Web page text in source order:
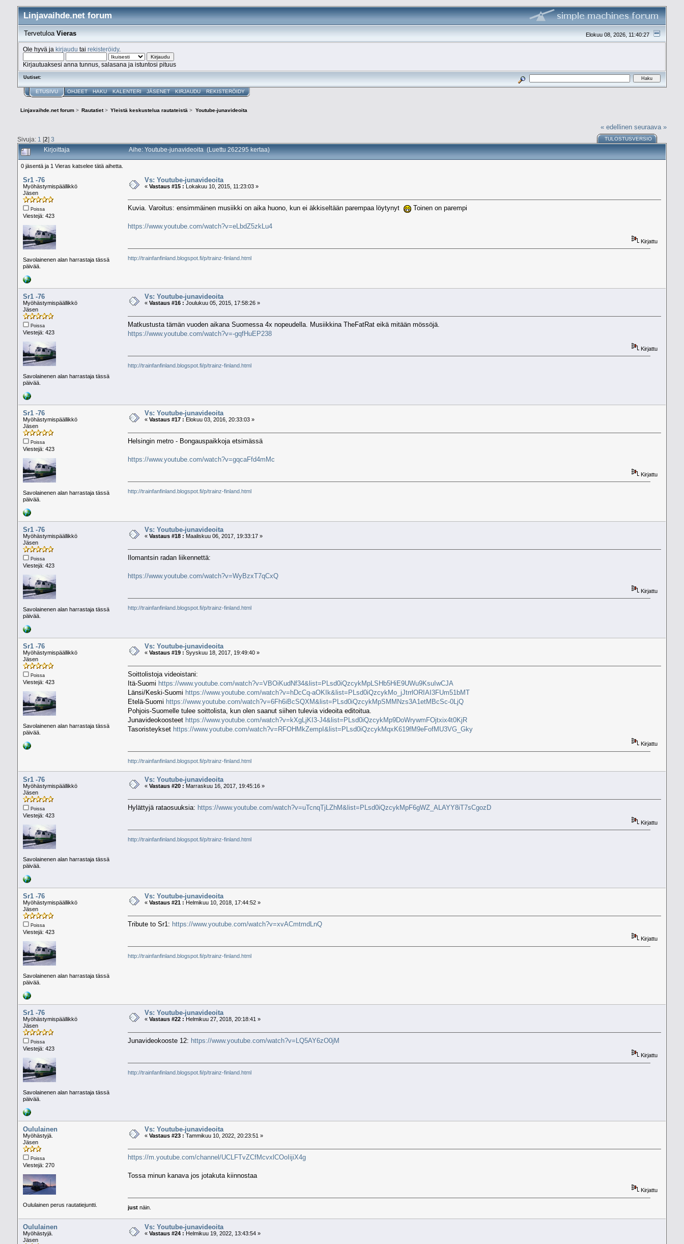
Linjavaihde.net forum
Elokuu 08, 2026, 11:40:27
TervetuloaVieras
Ole hyvä ja kirjaudu tai rekisteröidy.
Kirjautuaksesi anna tunnus, salasana ja istuntosi pituus
Uutiset:
ETUSIVU OHJEET HAKU KALENTERI JÄSENET KIRJAUDU REKISTERÖIDY
Linjavaihde.net forum > Rautatiet> Yleistä keskustelua rautateistä > Youtube-junavideoita
« edellinen seuraava »
Sivuja: 1 [2] 3 TULOSTUSVERSIO
Kirjoittaja Aihe: Youtube-junavideoita (Luettu 262295 kertaa)
0 jäsentä ja 1 Vieras katselee tätä aihetta.
Sr1 -76
Myöhästymispäällikkö
Jäsen
Poissa
Viestejä: 423
Savolainenen alan harrastaja tässä
päivää.
Vs: Youtube-junavideoita
« Vastaus #15 : Lokakuu 10, 2015, 11:23:03 »
Kuvia. Varoitus: ensimmäinen musiikki on aika huono, kun ei äkkiseltään parempaa löytynyt Toinen on parempi
https://www.youtube.com/watch?v=eLbdZ5zkLu4
Kirjattu
http://trainfanfinland.blogspot.fi/p/trainz-finland.html
Sr1 -76
Myöhästymispäällikkö
Jäsen
Poissa
Viestejä: 423
Savolainenen alan harrastaja tässä
päivää.
Vs: Youtube-junavideoita
« Vastaus #16 : Joulukuu 05, 2015, 17:58:26 »
Matkustusta tämän vuoden aikana Suomessa 4x nopeudella. Musiikkina TheFatRat eikä mitään mössöjä.
https://www.youtube.com/watch?v=-gqfHuEP238
Kirjattu
http://trainfanfinland.blogspot.fi/p/trainz-finland.html
Sr1 -76
Myöhästymispäällikkö
Jäsen
Poissa
Viestejä: 423
Savolainenen alan harrastaja tässä
päivää.
Vs: Youtube-junavideoita
« Vastaus #17 : Elokuu 03, 2016, 20:33:03 »
Helsingin metro - Bongauspaikkoja etsimässä
https://www.youtube.com/watch?v=gqcaFfd4mMc
Kirjattu
http://trainfanfinland.blogspot.fi/p/trainz-finland.html
Sr1 -76
Myöhästymispäällikkö
Jäsen
Poissa
Viestejä: 423
Savolainenen alan harrastaja tässä
päivää.
Vs: Youtube-junavideoita
« Vastaus #18 : Maaliskuu 06, 2017, 19:33:17 »
Ilomantsin radan liikennettä:
https://www.youtube.com/watch?v=WyBzxT7qCxQ
Kirjattu
http://trainfanfinland.blogspot.fi/p/trainz-finland.html
Sr1 -76
Myöhästymispäällikkö
Jäsen
Poissa
Viestejä: 423
Savolainenen alan harrastaja tässä
päivää.
Vs: Youtube-junavideoita
« Vastaus #19 : Syyskuu 18, 2017, 19:49:40 »
Soittolistoja videoistani:
Itä-Suomi https://www.youtube.com/watch?v=VBOiKudNf34&list=PLsd0iQzcykMpLSHb5HiE9UWu9KsuIwCJA
Länsi/Keski-Suomi https://www.youtube.com/watch?v=hDcCq-aOKIk&list=PLsd0iQzcykMo_jJtrrlORIAI3FUm51bMT
Etelä-Suomi https://www.youtube.com/watch?v=6Fh6iBcSQXM&list=PLsd0iQzcykMpSMMNzs3A1etMBcSc-0LjQ
Pohjois-Suomelle tulee soittolista, kun olen saanut siihen tulevia videoita editoitua.
Junavideokoosteet https://www.youtube.com/watch?v=kXgLjKI3-J4&list=PLsd0iQzcykMp9DoWrywmFOjtxix4t0KjR
Tasoristeykset https://www.youtube.com/watch?v=RFOHMkZempI&list=PLsd0iQzcykMqxK619fM9eFofMU3VG_Gky
Kirjattu
http://trainfanfinland.blogspot.fi/p/trainz-finland.html
Sr1 -76
Myöhästymispäällikkö
Jäsen
Poissa
Viestejä: 423
Savolainenen alan harrastaja tässä
päivää.
Vs: Youtube-junavideoita
« Vastaus #20 : Marraskuu 16, 2017, 19:45:16 »
Hylättyjä rataosuuksia: https://www.youtube.com/watch?v=uTcnqTjLZhM&list=PLsd0iQzcykMpF6gWZ_ALAYY8iT7sCgozD
Kirjattu
http://trainfanfinland.blogspot.fi/p/trainz-finland.html
Sr1 -76
Myöhästymispäällikkö
Jäsen
Poissa
Viestejä: 423
Savolainenen alan harrastaja tässä
päivää.
Vs: Youtube-junavideoita
« Vastaus #21 : Helmikuu 10, 2018, 17:44:52 »
Tribute to Sr1: https://www.youtube.com/watch?v=xvACmtmdLnQ
Kirjattu
http://trainfanfinland.blogspot.fi/p/trainz-finland.html
Sr1 -76
Myöhästymispäällikkö
Jäsen
Poissa
Viestejä: 423
Savolainenen alan harrastaja tässä
päivää.
Vs: Youtube-junavideoita
« Vastaus #22 : Helmikuu 27, 2018, 20:18:41 »
Junavideokooste 12: https://www.youtube.com/watch?v=LQ5AY6zO0jM
Kirjattu
http://trainfanfinland.blogspot.fi/p/trainz-finland.html
Oululainen
Myöhästyjä.
Jäsen
Poissa
Viestejä: 270
Oululainen perus rautatiejuntti.
Vs: Youtube-junavideoita
« Vastaus #23 : Tammikuu 10, 2022, 20:23:51 »
https://m.youtube.com/channel/UCLFTvZCfMcvxlCOoIijiX4g
Tossa minun kanava jos jotakuta kiinnostaa
Kirjattu
just näin.
Oululainen
Myöhästyjä.
Jäsen
Vs: Youtube-junavideoita
« Vastaus #24 : Helmikuu 19, 2022, 13:43:54 »